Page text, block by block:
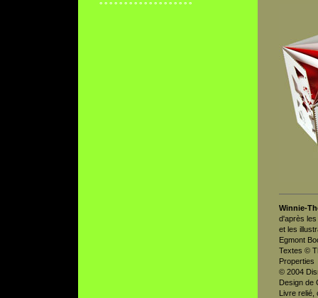
° ° ° ° ° ° ° ° ° ° ° ° ° ° ° ° ° ° °
Winnie-
d'après les
et les
Egmont
Textes ©
Properties
© 2004
Design de
Livre relié,